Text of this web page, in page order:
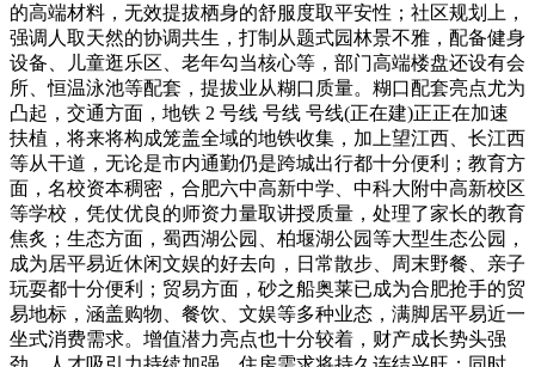
的高端材料，无效提拔栖身的舒服度取平安性；社区规划上，
强调人取天然的协调共生，打制从题式园林景不雅，配备健身
设备、儿童逛乐区、老年勾当核心等，部门高端楼盘还设有会
所、恒温泳池等配套，提拔业从糊口质量。糊口配套亮点尤为
凸起，交通方面，地铁 2 号线 号线 号线(正在建)正正在加速
扶植，将来将构成笼盖全域的地铁收集，加上望江西、长江西
等从干道，无论是市内通勤仍是跨城出行都十分便利；教育方
面，名校资本稠密，合肥六中高新中学、中科大附中高新校区
等学校，凭仗优良的师资力量取讲授质量，处理了家长的教育
焦炙；生态方面，蜀西湖公园、柏堰湖公园等大型生态公园，
成为居平易近休闲文娱的好去向，日常散步、周末野餐、亲子
玩耍都十分便利；贸易方面，砂之船奥莱已成为合肥抢手的贸
易地标，涵盖购物、餐饮、文娱等多种业态，满脚居平易近一
坐式消费需求。增值潜力亮点也十分较着，财产成长势头强